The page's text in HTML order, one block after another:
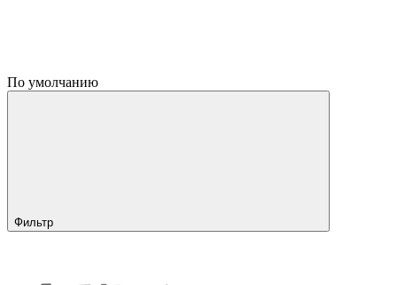
По умолчанию
Фильтр